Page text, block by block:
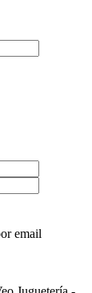
email